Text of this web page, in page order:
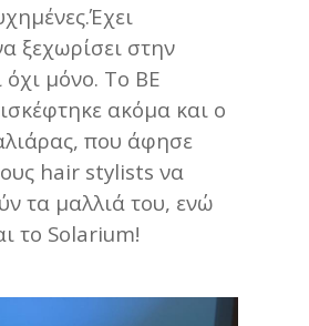
ξεχωρίσει στην
όχι μόνο. Το BE
ακόμα και ο
που άφησε
hair stylists να
τα μαλλιά του, ενώ
το Solarium!